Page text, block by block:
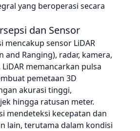
yang beroperasi secara
dan Sensor
mencakup sensor LiDAR
and Ranging), radar, kamera,
memancarkan pulsa
pemetaan 3D
akurasi tinggi,
hingga ratusan meter.
mendeteksi kecepatan dan
lain, terutama dalam kondisi